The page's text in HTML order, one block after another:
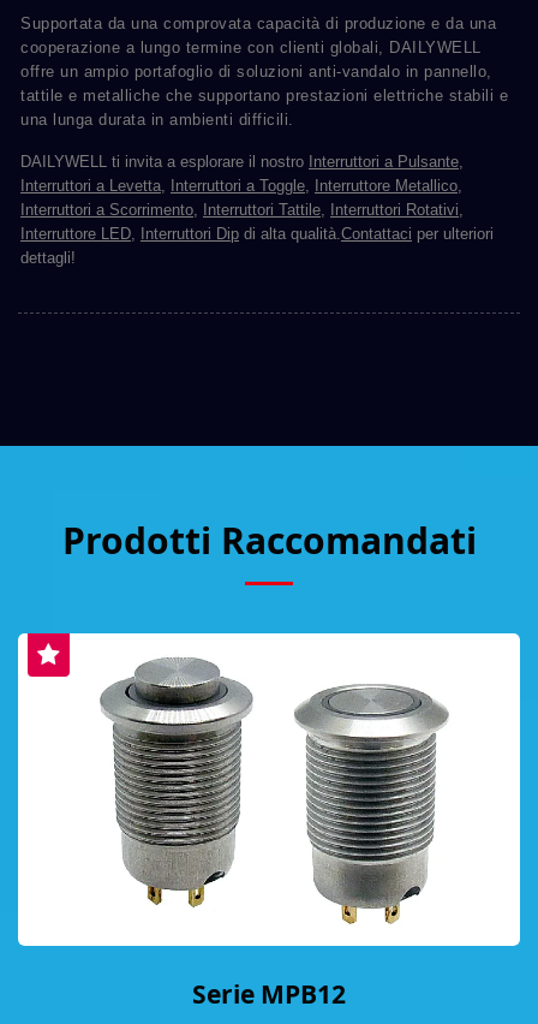
Supportata da una comprovata capacità di produzione e da una
cooperazione a lungo termine con clienti globali, DAILYWELL
offre un ampio portafoglio di soluzioni anti-vandalo in pannello,
tattile e metalliche che supportano prestazioni elettriche stabili e
una lunga durata in ambienti difficili.
DAILYWELL ti invita a esplorare il nostro Interruttori a Pulsante,
Interruttori a Levetta, Interruttori a Toggle, Interruttore Metallico,
Interruttori a Scorrimento, Interruttori Tattile, Interruttori Rotativi,
Interruttore LED, Interruttori Dip di alta qualità.Contattaci per ulteriori
dettagli!
Prodotti Raccomandati
Serie MPB12